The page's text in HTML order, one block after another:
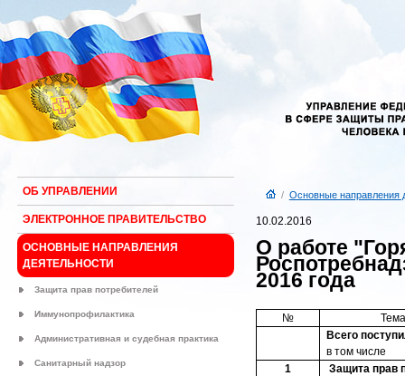
ОБ УПРАВЛЕНИИ
ЭЛЕКТРОННОЕ ПРАВИТЕЛЬСТВО
ОСНОВНЫЕ НАПРАВЛЕНИЯ
ДЕЯТЕЛЬНОСТИ
Защита прав потребителей
Иммунопрофилактика
Административная и судебная практика
Санитарный надзор
/ Основные направления
10.02.2016
О работе
2016 года
№
Всего
в том числе
1
Защита прав